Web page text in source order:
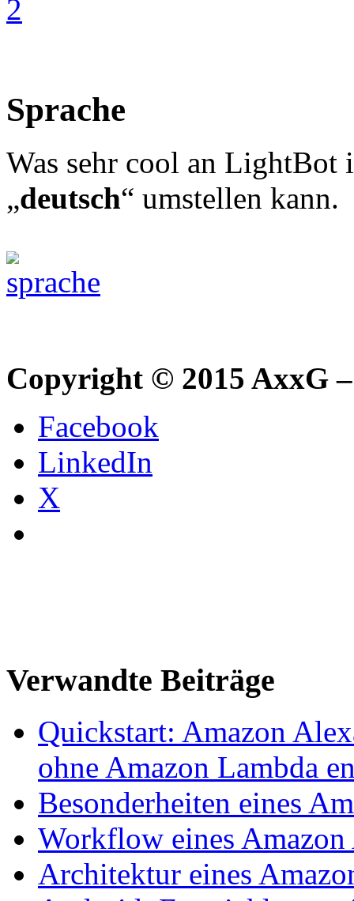
Sprache
Was sehr cool an LightBot
„deutsch“ umstellen kann.
Copyright © 2015 AxxG
Facebook
LinkedIn
X
Verwandte Beiträge
Quickstart: Amazon
ohne Amazon Lambda
Besonderheiten eines
Workflow eines
Architektur eines